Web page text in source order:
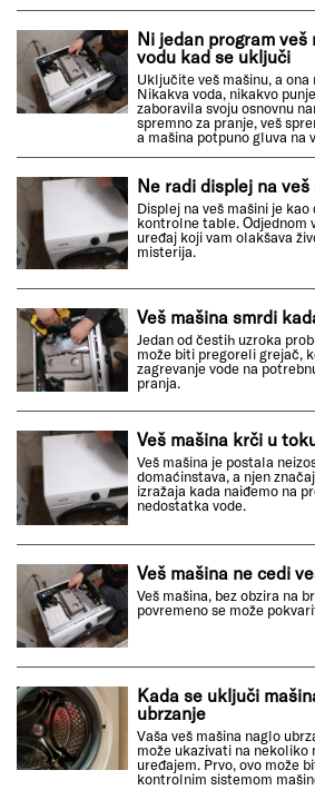
Ni jedan program veš
vodu kad se uključi
Uključite veš mašinu, a
Nikakva voda, nikakvo
zaboravila svoju osnovnu
spremno za pranje, veš
a mašina potpuno gluva na
Ne radi displej na veš
Displej na veš mašini je
kontrolne table. Odjednom
uređaj koji vam olakšava
misterija.
Veš mašina smrdi
Jedan od čestih uzroka
može biti pregoreli grejač,
zagrevanje vode na
pranja.
Veš mašina krči u
Veš mašina je postala
domaćinstava, a njen
izražaja kada naiđemo na
nedostatka vode.
Veš mašina ne cedi
Veš mašina, bez obzira na
povremeno se može
Kada se uključi
ubrzanje
Vaša veš mašina naglo
može ukazivati na nekoliko
uređajem. Prvo, ovo može
kontrolnim sistemom